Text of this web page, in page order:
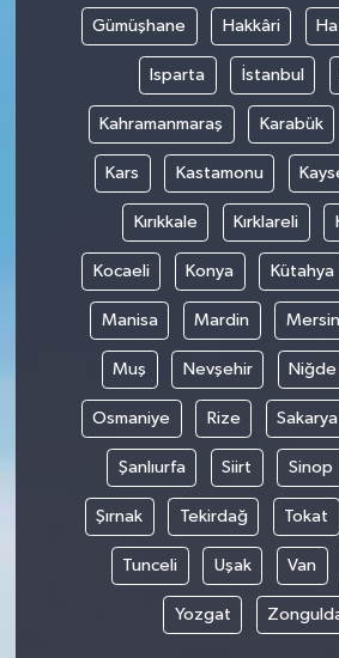
Gümüşhane Hakkâri
Isparta İstanbul
Kahramanmaraş Karabük
Kars Kastamonu
Kırıkkale Kırklareli
Kocaeli Konya Kütahya
Manisa Mardin Mersin
Muş Nevşehir Niğde
Osmaniye Rize Sakarya
Şanlıurfa Siirt Sinop
Şırnak Tekirdağ Tokat
Tunceli Uşak Van
Yozgat